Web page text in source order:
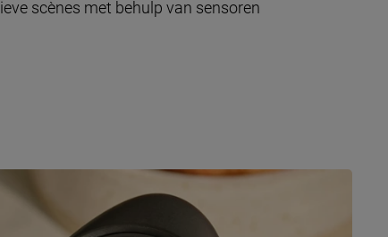
scènes met behulp van sensoren